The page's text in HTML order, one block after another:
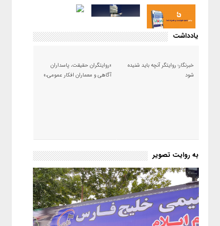
یادداشت
خبرنگار؛ روایتگر آنچه باید شنیده
شود
«روایتگران حقیقت، پاسداران
آگاهی و معماران افکار عمومی،»
به روایت تصویر